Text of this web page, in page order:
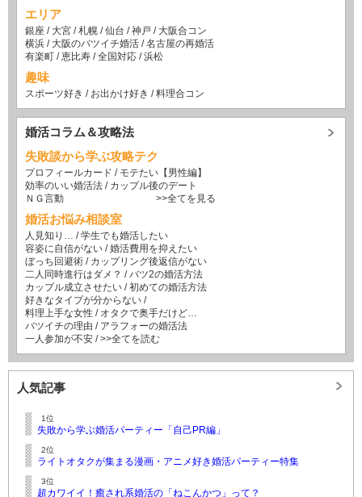
エリア
銀座 / 大宮 /札幌 /仙台 /神戸 / 大阪合コン
横浜 / 大阪のバツイチ婚活 /名古屋の再婚活
有楽町 /恵比寿 /全国対応 /浜松
趣味
スポーツ好き / お出かけ好き /料理合コン
婚活コラム＆攻略法
失敗談から学ぶ攻略テク
プロフィールカード / モテたい【男性編】
効率のいい婚活法 / カップル後のデート
ＮＧ言動
>>全てを見る
婚活お悩み相談室
人見知り… /学生でも婚活したい
容姿に自信がない /婚活費用を抑えたい
ぼっち回避術 / カップリング後返信がない
二人同時進行はダメ？ /バツ2の婚活方法
カップル成立させたい /初めての婚活方法
好きなタイプが分からない /
料理上手な女性 / オタクで奥手だけど…
バツイチの理由 / アラフォーの婚活法
一人参加が不安 />>全てを読む
人気記事
1位
失敗から学ぶ婚活パーティー「自己PR編」
2位
ライトオタクが集まる漫画・アニメ好き婚活パーティー特集
3位
超カワイイ！癒され系婚活の「ねこんかつ」って？